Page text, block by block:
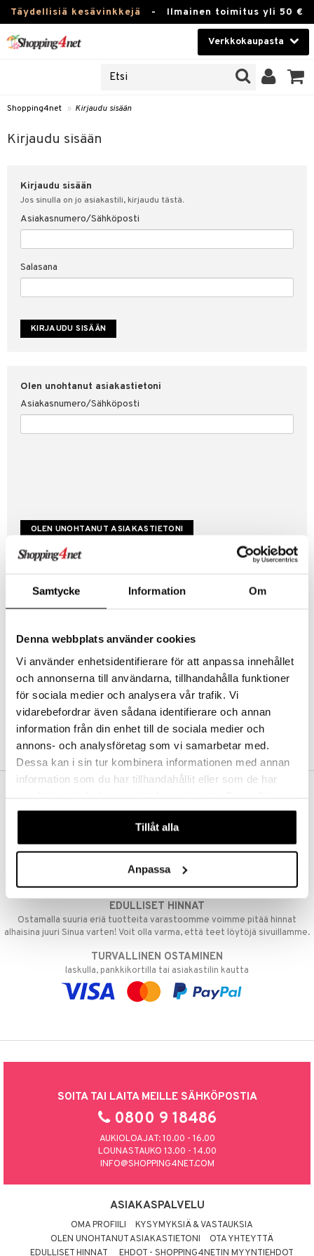
Samtycke Information Om
Denna webbplats använder cookies
Vi använder enhetsidentifierare för att anpassa innehållet
och annonserna till användarna, tillhandahålla funktioner
för sociala medier och analysera vår trafik. Vi
vidarebefordrar även sådana identifierare och annan
information från din enhet till de sociala medier och
annons- och analysföretag som vi samarbetar med.
Dessa kan i sin tur kombinera informationen med annan
information som du har tillhandahållit eller som de har
våra cookies vid fortsatt användande av vår webbplats.
Tillåt alla
Anpassa
Täydellisiä kesävinkkejä - Ilmainen toimitus yli 50 €
Verkkokaupasta
Piilolinssit
Luontaistuotteet
Fitness
Koti & Sisustus
Lelut, Lapsi & Vauva
Tuotemerkkejä
Shopping4net » Kirjaudu sisään
Kirjaudu sisään
Kirjaudu sisään
Jos sinulla on jo asiakastili, kirjaudu tästä.
Asiakasnumero/Sähköposti
Salasana
Olen unohtanut asiakastietoni
Asiakasnumero/Sähköposti
Luo uusi asiakas
Hyviä tarjouksia
Kestotilaus
Arvostele tuotteita
Toivelistat
LUO ASIAKAS
sisään
& vastauksia
myyntiehdot
suojaus
Aina maksuton vaihtoehto, huolimatta siitä ostatko yksittäisen
tuotteen tai koko tilauksellesi joka ylittää 50 €.
NOPEAT TOIMITUKSET
Ennen kello 13.00 tehdyt tilaukset lähetetään normaalisti samana
EDULLISET HINNAT
Ostamalla suuria eriä tuotteita varastoomme voimme pitää hinnat
alhaisina juuri Sinua varten! Voit olla varma, että teet löytöjä sivuillamme.
TURVALLINEN OSTAMINEN
laskulla, pankkikortilla tai asiakastilin kautta
SOITA TAI LAITA MEILLE SÄHKÖPOSTIA
0800 9 18486
AUKIOLOAJAT: 10.00 - 16.00
LOUNASTAUKO 13.00 - 14.00
INFO@SHOPPING4NET.COM
ASIAKASPALVELU
OMA PROFIILI
KYSYMYKSIÄ & VASTAUKSIA
OLEN UNOHTANUT ASIAKASTIETONI
OTA YHTEYTTÄ
EDULLISET HINNAT
EHDOT - SHOPPING4NETIN MYYNTIEHDOT